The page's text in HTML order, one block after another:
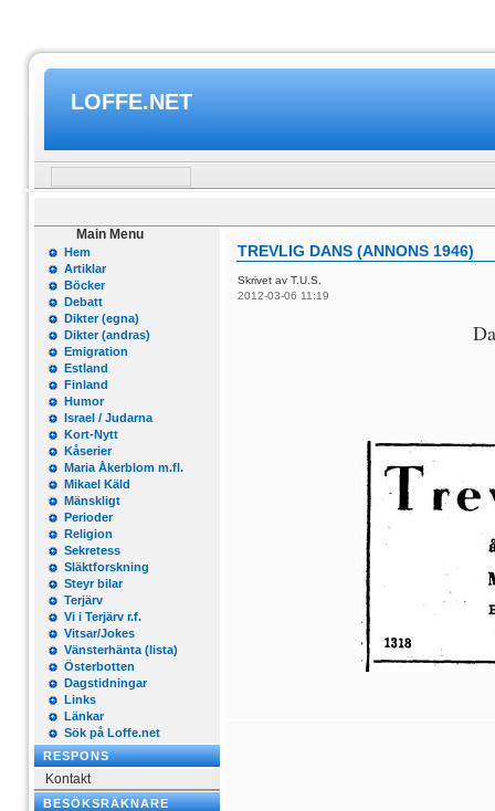
LOFFE.NET
Main Menu
Hem
Artiklar
Böcker
Debatt
Dikter (egna)
Dikter (andras)
Emigration
Estland
Finland
Humor
Israel / Judarna
Kort-Nytt
Kåserier
Maria Åkerblom m.fl.
Mikael Käld
Mänskligt
Perioder
Religion
Sekretess
Släktforskning
Steyr bilar
Terjärv
Vi i Terjärv r.f.
Vitsar/Jokes
Vänsterhänta (lista)
Österbotten
Dagstidningar
Links
Länkar
Sök på Loffe.net
RESPONS
Kontakt
BESÖKSRÄKNARE
TREVLIG DANS (ANNONS 1946)
Skrivet av T.U.S.
2012-03-06 11:19